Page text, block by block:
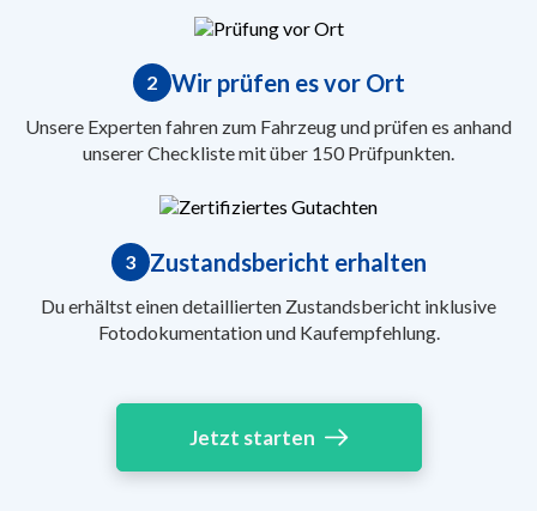
2 Wir prüfen es vor Ort
Unsere Experten fahren zum Fahrzeug und prüfen es anhand
unserer Checkliste mit über 150 Prüfpunkten.
3 Zustandsbericht erhalten
Du erhältst einen detaillierten Zustandsbericht inklusive
Fotodokumentation und Kaufempfehlung.
Jetzt starten